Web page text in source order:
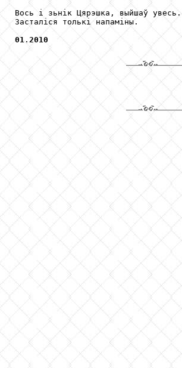
Вось і зьнік Цярэшка, выйшаў увесь.
Засталіся толькі напаміны.
01 . 2010